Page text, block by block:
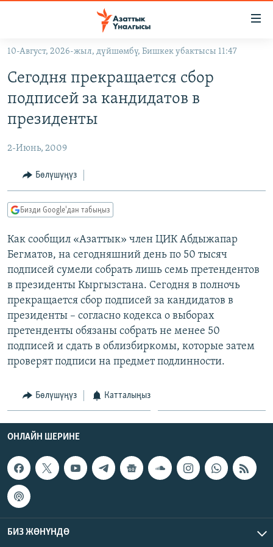
Навигацияга
өтүңүз
салыңыз
КЫРГЫЗСТАН
ЭКОНОМИКА
МАДАНИЯТ
ДҮЙНӨ
БОРБОР АЗИЯ
УКРАИНА
АТАЙЫН ИЛИКТӨӨ
ТВ ПРОГРАММАЛАР
ЭКСПЕРТТЕР ТАЛДАЙТ
БИЗ ЖАНА ДҮЙНӨ
ЭЖЕ-СИҢДИЛЕР
АЗАТТЫК+
ЫҢГАЙСЫЗ СУРООЛОР
ӨЗГӨЧӨ ПИКИР
Русский
ОНЛАЙН ШЕРИНЕ
ЭЕ/АРнун бардык сайттары
10-Август, 2026-жыл, дүйшөмбү, Бишкек убактысы 11:47
Сегодня прекращается сбор
подписей за кандидатов в
президенты
2-Июнь, 2009
Бөлүшүңүз
Бизди Google'дан табыңыз
Как сообщил «Азаттык» член ЦИК Абдыжапар
Бегматов, на сегодняшний день по 50 тысяч
подписей сумели собрать лишь семь претендентов
в президенты Кыргызстана. Сегодня в полночь
прекращается сбор подписей за кандидатов в
президенты – согласно кодекса о выборах
претенденты обязаны собрать не менее 50
подписей и сдать в облизбиркомы, которые затем
проверят подписи на предмет подлинности.
Бөлүшүңүз Катталыңыз
ОНЛАЙН ШЕРИНЕ
БИЗ ЖӨНҮНДӨ